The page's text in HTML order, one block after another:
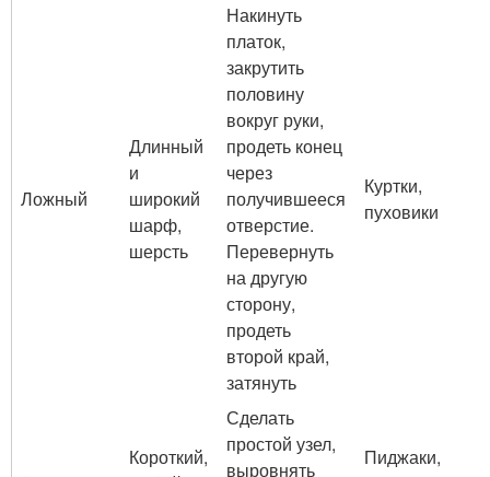
Ложный
Длинный
и
широкий
шарф,
шерсть
Накинуть
платок,
закрутить
половину
вокруг руки,
продеть конец
через
получившееся
отверстие.
Перевернуть
на другую
сторону,
продеть
второй край,
затянуть
Куртки,
пуховики
Короткий,
Сделать
простой узел,
выровнять
Пиджаки,